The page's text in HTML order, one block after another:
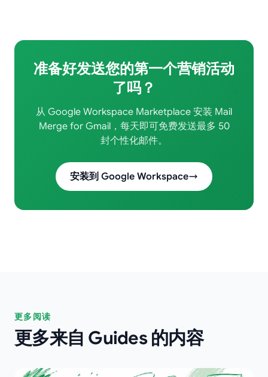
准备好发送您的第一个营销活动
了吗？
从 Google Workspace Marketplace 安装 Mail
Merge for Gmail，每天即可免费发送最多 50
封个性化邮件。
安装到 Google Workspace
更多阅读
更多来自 Guides 的内容